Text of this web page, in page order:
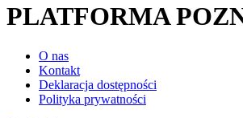
PLATFORMA
O nas
Kontakt
Deklaracja dostępności
Polityka prywatności